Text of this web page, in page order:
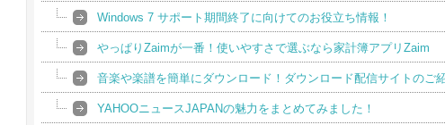
Windows 7 サポート期間終了に向けてのお役立ち情報！
やっぱりZaimが一番！使いやすさで選ぶなら家計簿アプリZaim
音楽や楽譜を簡単にダウンロード！ダウンロード配信サイトのご
YAHOOニュースJAPANの魅力をまとめてみました！